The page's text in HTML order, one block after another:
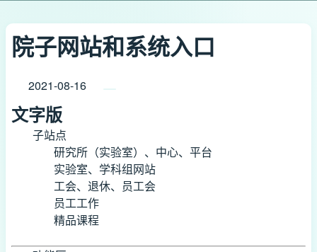
院子网站和系统入口
2021-08-16
文字版
子站点
研究所（实验室）、中心、平台
实验室、学科组网站
工会、退休、员工会
员工工作
精品课程